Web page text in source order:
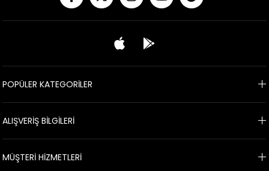
POPÜLER KATEGORİLER
ALIŞVERİŞ BİLGİLERİ
MÜŞTERİ HİZMETLERİ